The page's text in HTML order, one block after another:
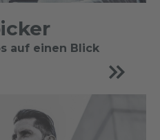
auf einen Blick